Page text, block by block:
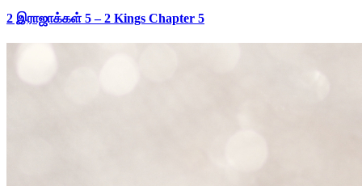
2 இராஜாக்கள் 5 – 2 Kings Chapter 5